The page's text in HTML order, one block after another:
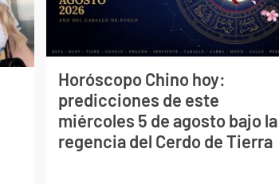
Horóscopo Chino hoy:
predicciones de este
miércoles 5 de agosto bajo la
regencia del Cerdo de Tierra